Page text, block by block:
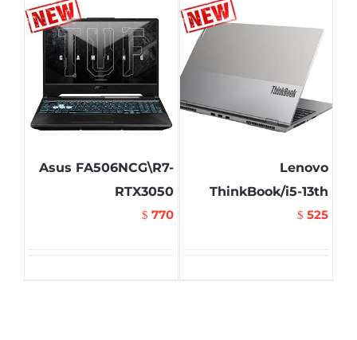
Lenovo
ThinkBook/i5-13th
$ 525
Asus FA506NCG\R7-
RTX3050
$ 770